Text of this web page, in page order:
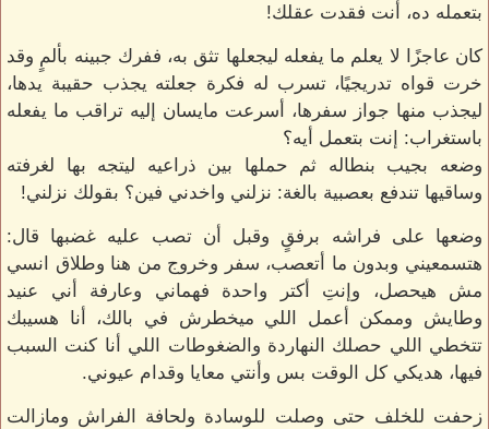
بتعمله ده، أنت فقدت عقلك!
كان عاجزًا لا يعلم ما يفعله ليجعلها تثق به، ففرك جبينه بألمٍ وقد
خرت قواه تدريجيًا، تسرب له فكرة جعلته يجذب حقيبة يدها،
ليجذب منها جواز سفرها، أسرعت مايسان إليه تراقب ما يفعله
باستغراب: إنت بتعمل أيه؟
وضعه بجيب بنطاله ثم حملها بين ذراعيه ليتجه بها لغرفته
وساقيها تندفع بعصبية بالغة: نزلني واخدني فين؟ بقولك نزلني!
وضعها على فراشه برفقٍ وقبل أن تصب عليه غضبها قال:
هتسمعيني وبدون ما أتعصب، سفر وخروج من هنا وطلاق انسي
مش هيحصل، وإنتِ أكتر واحدة فهماني وعارفة أني عنيد
وطايش وممكن أعمل اللي ميخطرش في بالك، أنا هسيبك
تتخطي اللي حصلك النهاردة والضغوطات اللي أنا كنت السبب
فيها، هديكي كل الوقت بس وأنتي معايا وقدام عيوني.
زحفت للخلف حتى وصلت للوسادة ولحافة الفراش ومازالت